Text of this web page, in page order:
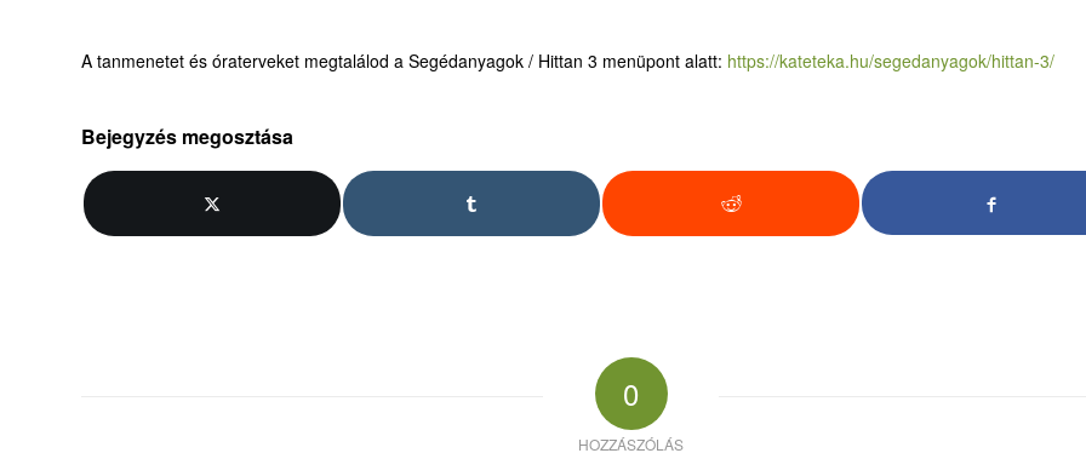
A tanmenetet és óraterveket megtalálod a Segédanyagok / Hittan 3 menüpont alatt: https://kateteka.hu/segedanyagok/hittan-3/
Bejegyzés megosztása
0
HOZZÁSZÓLÁS